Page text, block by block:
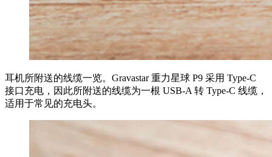
耳机所附送的线缆一览。Gravastar 重力星球 P9 采用 Type-C
接口充电，因此所附送的线缆为一根 USB-A 转 Type-C 线缆，
适用于常见的充电头。